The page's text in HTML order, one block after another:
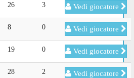
26 3 Vedi giocatore
8 0 Vedi giocatore
19 0 Vedi giocatore
28 2 Vedi giocatore